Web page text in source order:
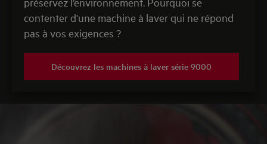
contenter d'une machine à laver qui ne répond
pas à vos exigences ?
Découvrez les machines à laver série 9000